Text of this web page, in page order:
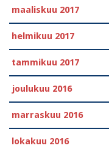
maaliskuu 2017
helmikuu 2017
tammikuu 2017
joulukuu 2016
marraskuu 2016
lokakuu 2016